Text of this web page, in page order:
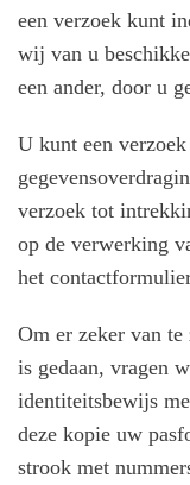
een verzoek kunt
wij van u
een ander, door u
U kunt een
verzoek tot
op de verwerking
het
Om er zeker van
is gedaan, vragen
identiteitsbewijs
deze kopie uw
strook met